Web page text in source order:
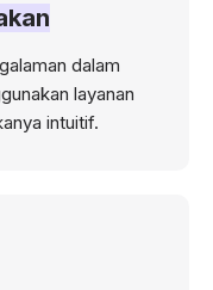
dalam
layanan
intuitif.